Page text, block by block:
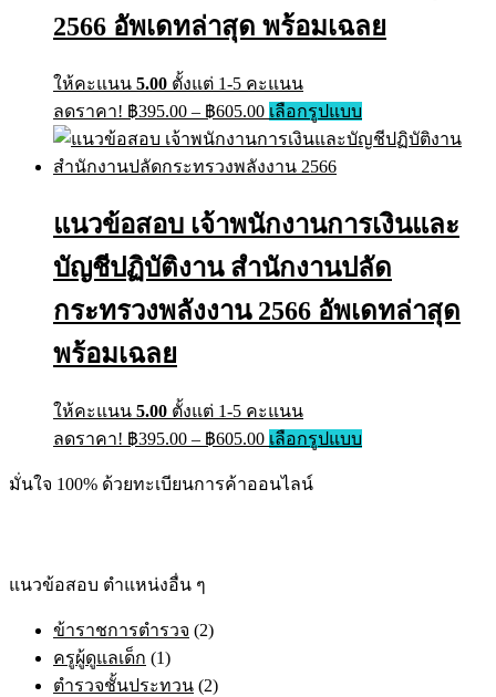
2566 อัพเดทล่าสุด พร้อมเฉลย
ให้คะแนน 5.00 ตั้งแต่ 1-5 คะแนน
ลดราคา! ฿395.00 – ฿605.00 เลือกรูปแบบ
แนวข้อสอบ เจ้าพนักงานการเงินและ
บัญชีปฏิบัติงาน สำนักงานปลัด
กระทรวงพลังงาน 2566 อัพเดทล่าสุด
พร้อมเฉลย
ให้คะแนน 5.00 ตั้งแต่ 1-5 คะแนน
ลดราคา! ฿395.00 – ฿605.00 เลือกรูปแบบ
มั่นใจ 100% ด้วยทะเบียนการค้าออนไลน์
แนวข้อสอบ ตำแหน่งอื่น ๆ
ข้าราชการตำรวจ (2)
ครูผู้ดูแลเด็ก (1)
ตำรวจชั้นประทวน (2)